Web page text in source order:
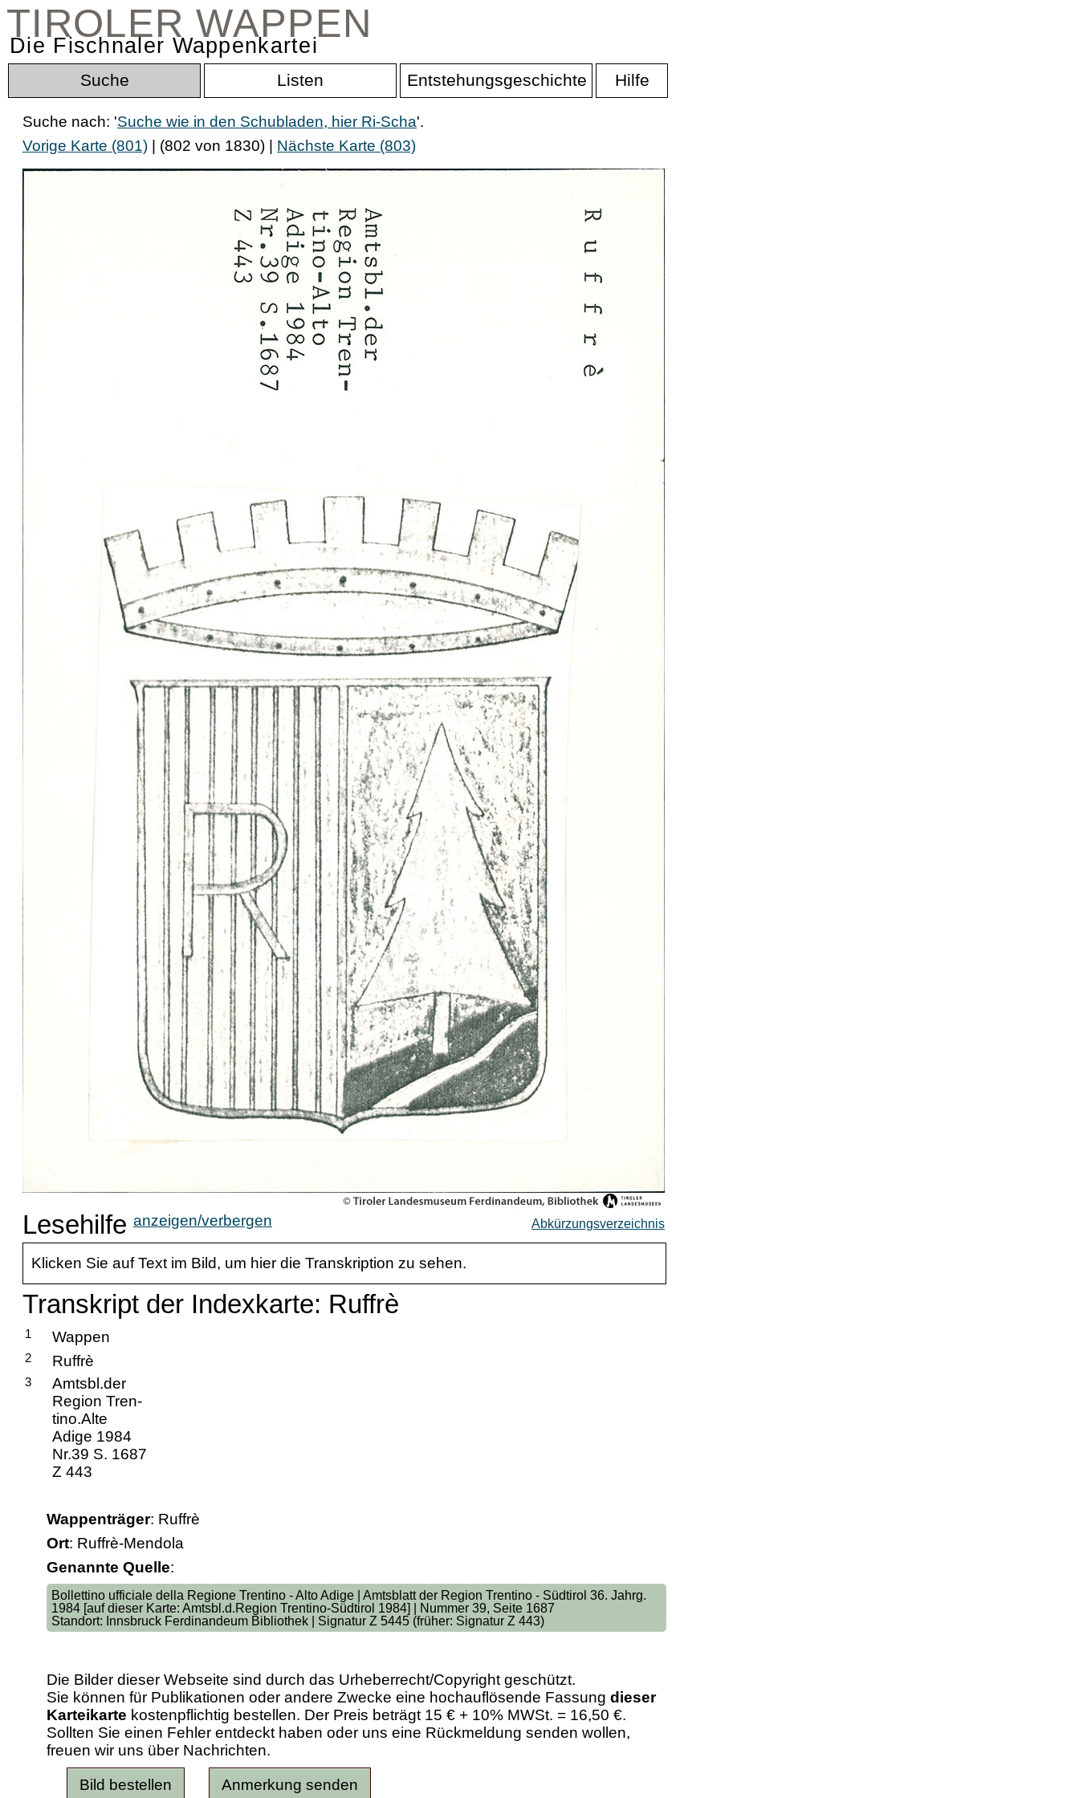
TIROLER WAPPEN
Die Fischnaler Wappenkartei
Suche Listen Entstehungsgeschichte Hilfe
Suche nach: 'Suche wie in den Schubladen, hier Ri-Scha'.
Vorige Karte (801) | (802 von 1830) | Nächste Karte (803)
Lesehilfe anzeigen/verbergen Abkürzungsverzeichnis
Klicken Sie auf Text im Bild, um hier die Transkription zu sehen.
Transkript der Indexkarte: Ruffrè
1 Wappen
2 Ruffrè
3
Amtsbl.der
Region Tren-
tino.Alte
Adige 1984
Nr.39 S. 1687
Z 443
Wappenträger: Ruffrè
Ort: Ruffrè-Mendola
Genannte Quelle:
Bollettino ufficiale della Regione Trentino - Alto Adige | Amtsblatt der Region Trentino - Südtirol 36. Jahrg.
1984 [auf dieser Karte: Amtsbl.d.Region Trentino-Südtirol 1984] | Nummer 39, Seite 1687
Standort: Innsbruck Ferdinandeum Bibliothek | Signatur Z 5445 (früher: Signatur Z 443)
Die Bilder dieser Webseite sind durch das Urheberrecht/Copyright geschützt.
Sie können für Publikationen oder andere Zwecke eine hochauflösende Fassung dieser
Karteikarte kostenpflichtig bestellen. Der Preis beträgt 15 € + 10% MWSt. = 16,50 €.
Sollten Sie einen Fehler entdeckt haben oder uns eine Rückmeldung senden wollen,
freuen wir uns über Nachrichten.